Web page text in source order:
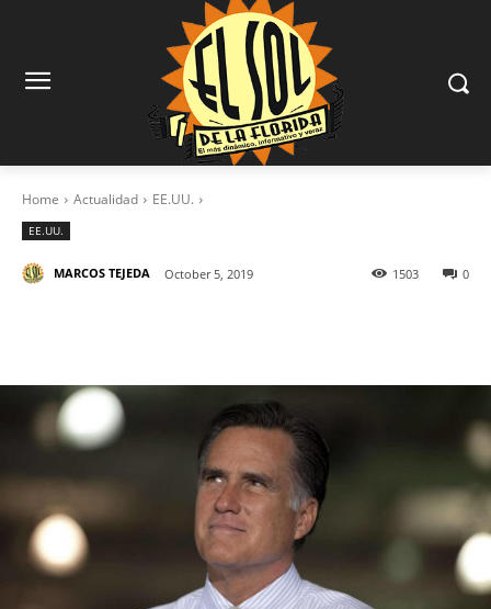
Home Actualidad EE.UU.
EE.UU.
MARCOS TEJEDA October 5, 2019 0
1503